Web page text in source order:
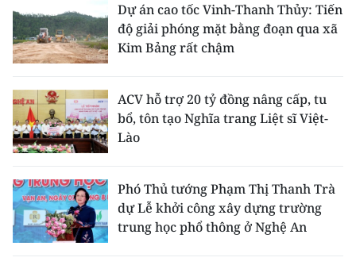
Dự án cao tốc Vinh-Thanh Thủy: Tiến
độ giải phóng mặt bằng đoạn qua xã
Kim Bảng rất chậm
ACV hỗ trợ 20 tỷ đồng nâng cấp, tu
bổ, tôn tạo Nghĩa trang Liệt sĩ Việt-
Lào
Phó Thủ tướng Phạm Thị Thanh Trà
dự Lễ khởi công xây dựng trường
trung học phổ thông ở Nghệ An